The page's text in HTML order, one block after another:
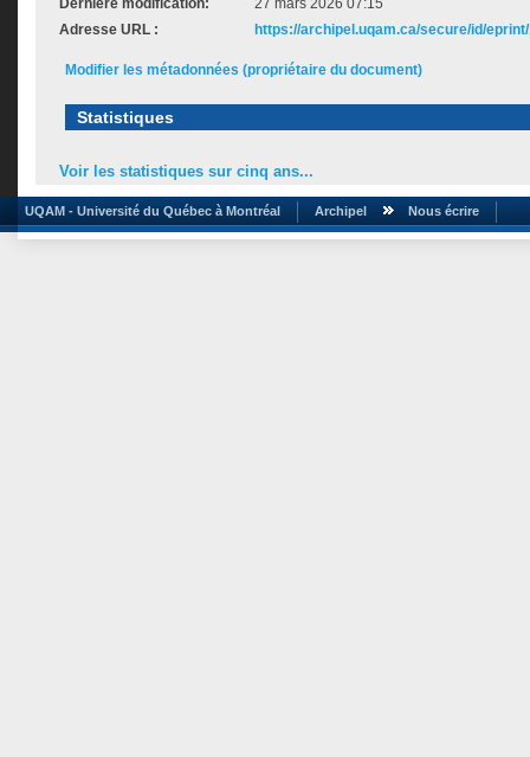
Dernière modification:
27 mars 2026 07:15
Adresse URL :
https://archipel.uqam.ca/secure/id/
Modifier les métadonnées (propriétaire du document)
Statistiques
Voir les statistiques sur cinq ans...
UQAM - Université du Québec à Montréal Archipel Nous écrire